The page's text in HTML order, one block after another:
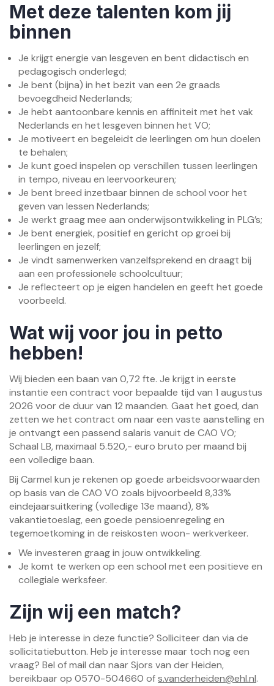
Met deze talenten kom jij
binnen
Je krijgt energie van lesgeven en bent didactisch en
pedagogisch onderlegd;
Je bent (bijna) in het bezit van een 2e graads
bevoegdheid Nederlands;
Je hebt aantoonbare kennis en affiniteit met het vak
Nederlands en het lesgeven binnen het VO;
Je motiveert en begeleidt de leerlingen om hun doelen
te behalen;
Je kunt goed inspelen op verschillen tussen leerlingen
in tempo, niveau en leervoorkeuren;
Je bent breed inzetbaar binnen de school voor het
geven van lessen Nederlands;
Je werkt graag mee aan onderwijsontwikkeling in PLG’s;
Je bent energiek, positief en gericht op groei bij
leerlingen en jezelf;
Je vindt samenwerken vanzelfsprekend en draagt bij
aan een professionele schoolcultuur;
Je reflecteert op je eigen handelen en geeft het goede
voorbeeld.
Wat wij voor jou in petto
hebben!
Wij bieden een baan van 0,72 fte. Je krijgt in eerste
instantie een contract voor bepaalde tijd van 1 augustus
2026 voor de duur van 12 maanden. Gaat het goed, dan
zetten we het contract om naar een vaste aanstelling en
je ontvangt een passend salaris vanuit de CAO VO;
Schaal LB, maximaal 5.520,- euro bruto per maand bij
een volledige baan.
Bij Carmel kun je rekenen op goede arbeidsvoorwaarden
op basis van de CAO VO zoals bijvoorbeeld 8,33%
eindejaarsuitkering (volledige 13e maand), 8%
vakantietoeslag, een goede pensioenregeling en
tegemoetkoming in de reiskosten woon- werkverkeer.
We investeren graag in jouw ontwikkeling.
Je komt te werken op een school met een positieve en
collegiale werksfeer.
Zijn wij een match?
Heb je interesse in deze functie? Solliciteer dan via de
sollicitatiebutton. Heb je interesse maar toch nog een
vraag? Bel of mail dan naar Sjors van der Heiden,
bereikbaar op 0570-504660 ofs.vanderheiden@ehl.nl.